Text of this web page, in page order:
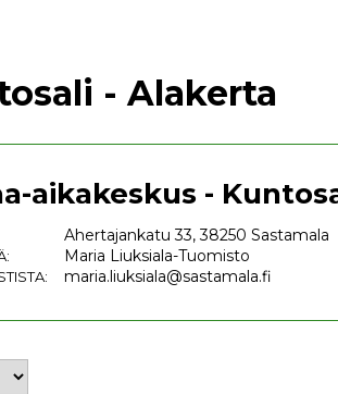
- Alakerta
aikakeskus -
Ahertajankatu 33, 38250 Sastamala
Maria Liuksiala-Tuomisto
maria.liuksiala@sastamala.fi